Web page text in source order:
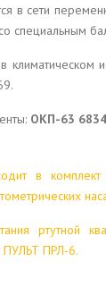
в сети
специальным
ОКП-63
в комплект
ртутной
ПРЛ-6.